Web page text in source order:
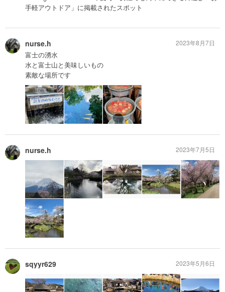
手軽アウトドア」に掲載されたスポット
nurse.h
富士の湧水
水と富士山と美味しいもの
素敵な場所です
2023年8月7日
nurse.h 2023年7月5日
sqyyr629 2023年5月6日